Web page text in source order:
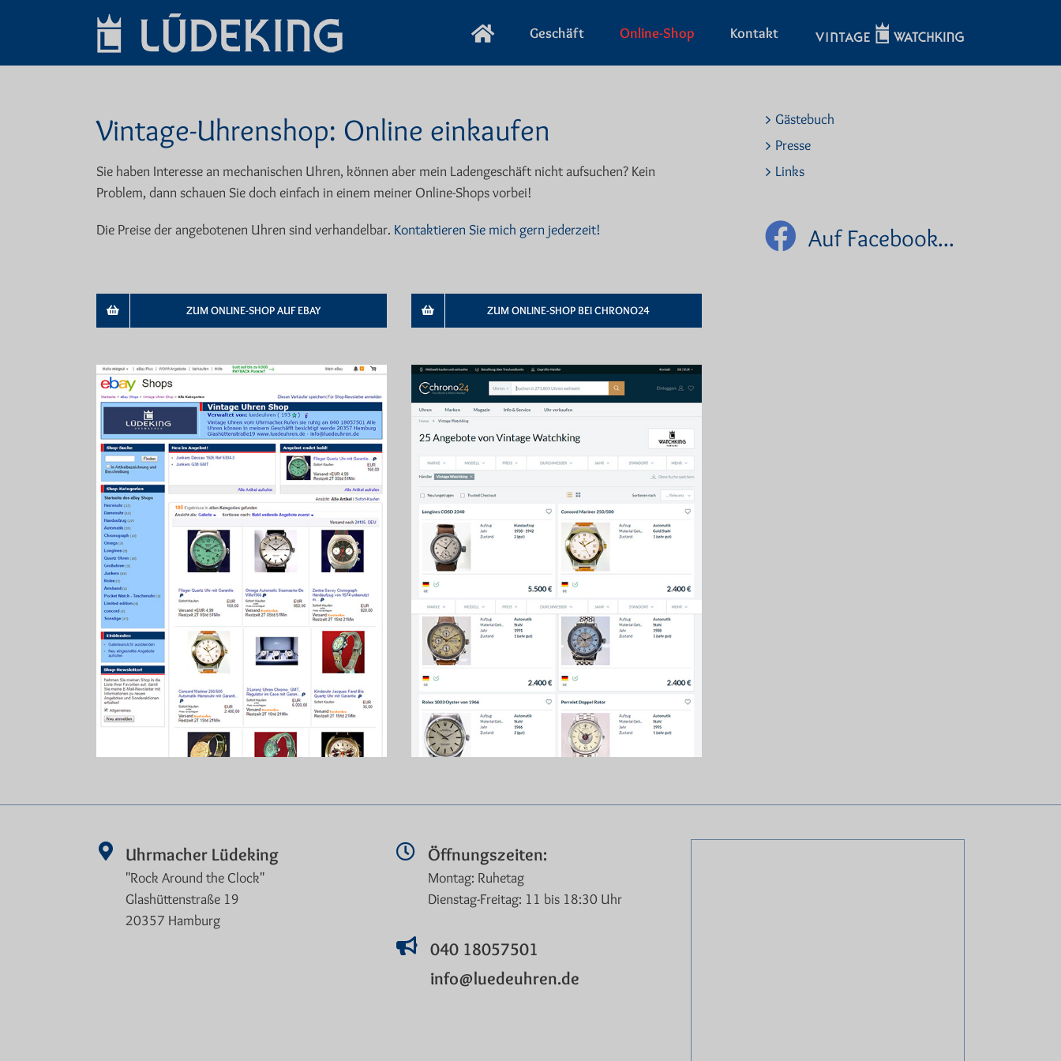
Geschäft Online-Shop Kontakt
Vintage-Uhrenshop: Online einkaufen
Sie haben Interesse an mechanischen Uhren, können aber mein Ladengeschäft nicht aufsuchen? Kein
Problem, dann schauen Sie doch einfach in einem meiner Online-Shops vorbei!
Die Preise der angebotenen Uhren sind verhandelbar. Kontaktieren Sie mich gern jederzeit!
ZUM ONLINE-SHOP AUF EBAY ZUM ONLINE-SHOP BEI CHRONO24
Gästebuch
Presse
Links
Auf Facebook...
Uhrmacher Lüdeking
"Rock Around the Clock"
Glashüttenstraße 19
20357 Hamburg
Öffnungszeiten:
Montag: Ruhetag
Dienstag-Freitag: 11 bis 18:30 Uhr
040 18057501
info@luedeuhren.de